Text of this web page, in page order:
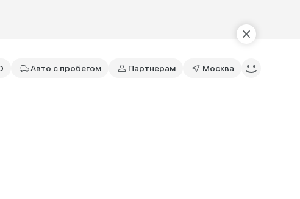
Авто с пробегом Партнерам Москва